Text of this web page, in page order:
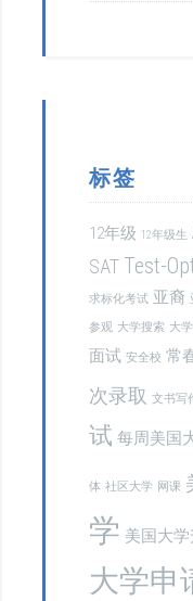
标签
12年级 12年级生
SAT Test-
求标化考试 亚裔
参观 大学搜索 大
面试 安全校 常
次录取 文书写
试 每周美国
体 社区大学 网课
学 美国大学
大学申